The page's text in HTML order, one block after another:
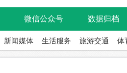
微信公众号 数据归档
新闻媒体 生活服务 旅游交通 体